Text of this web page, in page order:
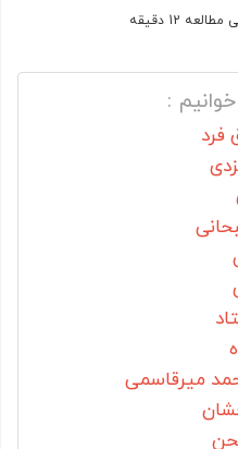
12 دقیقه
: